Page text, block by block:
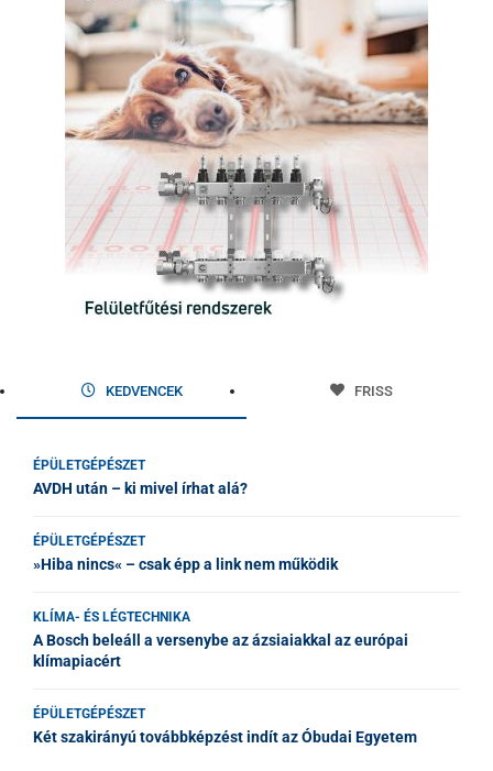
KEDVENCEK FRISS
ÉPÜLETGÉPÉSZET
AVDH után – ki mivel írhat alá?
ÉPÜLETGÉPÉSZET
»Hiba nincs« – csak épp a link nem működik
KLÍMA- ÉS LÉGTECHNIKA
A Bosch beleáll a versenybe az ázsiaiakkal az európai
klímapiacért
ÉPÜLETGÉPÉSZET
Két szakirányú továbbképzést indít az Óbudai Egyetem